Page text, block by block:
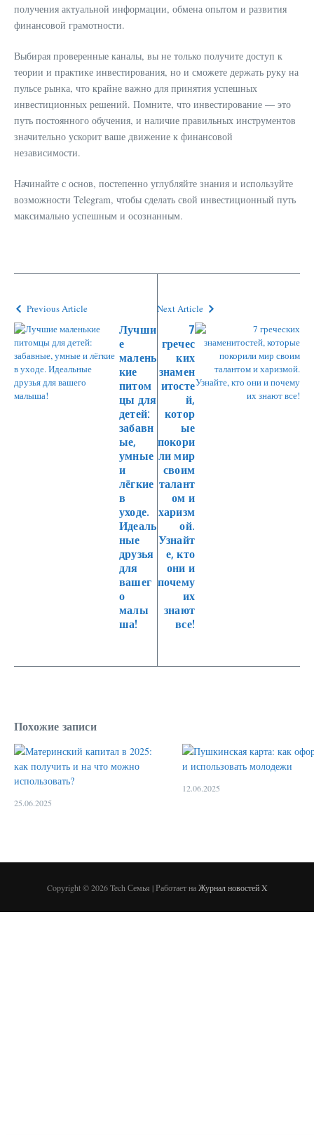
получения актуальной информации, обмена опытом и развития
финансовой грамотности.
Выбирая проверенные каналы, вы не только получите доступ к
теории и практике инвестирования, но и сможете держать руку на
пульсе рынка, что крайне важно для принятия успешных
инвестиционных решений. Помните, что инвестирование — это
путь постоянного обучения, и наличие правильных инструментов
значительно ускорит ваше движение к финансовой
независимости.
Начинайте с основ, постепенно углубляйте знания и используйте
возможности Telegram, чтобы сделать свой инвестиционный путь
максимально успешным и осознанным.
Previous Article
Лучши
е
малень
кие
питом
цы для
детей:
забавн
ые,
умные
и
лёгкие
в
уходе.
Идеаль
ные
друзья
для
вашег
о
малы
ша!
Next Article
7
гречес
ких
знамен
итосте
й,
котор
ые
покори
ли мир
своим
талант
ом и
харизм
ой.
Узнайт
е, кто
они и
почему
их
знают
все!
Похожие записи
25.06.2025
12.06.2025
Copyright © 2026 Tech Семья | Работает наЖурнал новостей X